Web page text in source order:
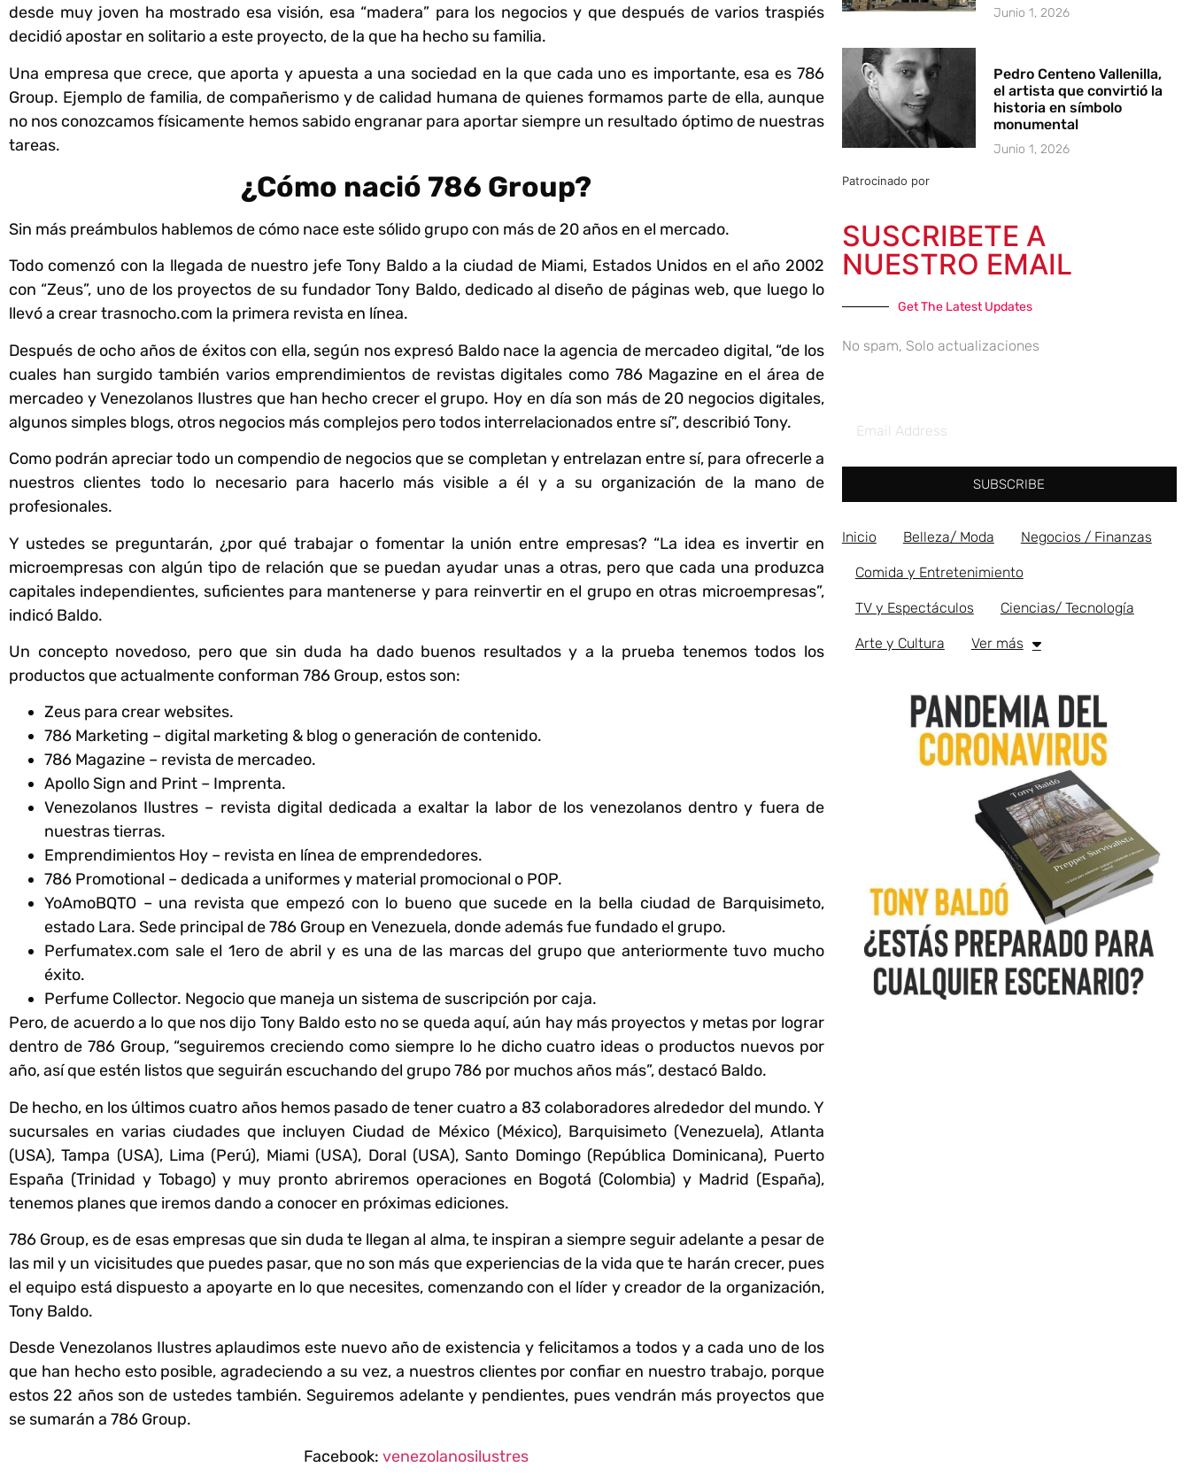
desde muy joven ha mostrado esa visión, esa “madera” para los negocios y que después de varios traspiés
decidió apostar en solitario a este proyecto, de la que ha hecho su familia.
Una empresa que crece, que aporta y apuesta a una sociedad en la que cada uno es importante, esa es 786
Group. Ejemplo de familia, de compañerismo y de calidad humana de quienes formamos parte de ella, aunque
no nos conozcamos físicamente hemos sabido engranar para aportar siempre un resultado óptimo de nuestras
tareas.
¿Cómo nació 786 Group?
Sin más preámbulos hablemos de cómo nace este sólido grupo con más de 20 años en el mercado.
Todo comenzó con la llegada de nuestro jefe Tony Baldo a la ciudad de Miami, Estados Unidos en el año 2002
con “Zeus”, uno de los proyectos de su fundador Tony Baldo, dedicado al diseño de páginas web, que luego lo
llevó a crear trasnocho.com la primera revista en línea.
Después de ocho años de éxitos con ella, según nos expresó Baldo nace la agencia de mercadeo digital, “de los
cuales han surgido también varios emprendimientos de revistas digitales como 786 Magazine en el área de
mercadeo y Venezolanos Ilustres que han hecho crecer el grupo. Hoy en día son más de 20 negocios digitales,
algunos simples blogs, otros negocios más complejos pero todos interrelacionados entre sí”, describió Tony.
Como podrán apreciar todo un compendio de negocios que se completan y entrelazan entre sí, para ofrecerle a
nuestros clientes todo lo necesario para hacerlo más visible a él y a su organización de la mano de
profesionales.
Y ustedes se preguntarán, ¿por qué trabajar o fomentar la unión entre empresas? “La idea es invertir en
microempresas con algún tipo de relación que se puedan ayudar unas a otras, pero que cada una produzca
capitales independientes, suficientes para mantenerse y para reinvertir en el grupo en otras microempresas”,
indicó Baldo.
Un concepto novedoso, pero que sin duda ha dado buenos resultados y a la prueba tenemos todos los
productos que actualmente conforman 786 Group, estos son:
Zeus para crear websites.
786 Marketing – digital marketing & blog o generación de contenido.
786 Magazine – revista de mercadeo.
Apollo Sign and Print – Imprenta.
Venezolanos Ilustres – revista digital dedicada a exaltar la labor de los venezolanos dentro y fuera de
nuestras tierras.
Emprendimientos Hoy – revista en línea de emprendedores.
786 Promotional – dedicada a uniformes y material promocional o POP.
YoAmoBQTO – una revista que empezó con lo bueno que sucede en la bella ciudad de Barquisimeto,
estado Lara. Sede principal de 786 Group en Venezuela, donde además fue fundado el grupo.
Perfumatex.com sale el 1ero de abril y es una de las marcas del grupo que anteriormente tuvo mucho
éxito.
Perfume Collector. Negocio que maneja un sistema de suscripción por caja.
Pero, de acuerdo a lo que nos dijo Tony Baldo esto no se queda aquí, aún hay más proyectos y metas por lograr
dentro de 786 Group, “seguiremos creciendo como siempre lo he dicho cuatro ideas o productos nuevos por
año, así que estén listos que seguirán escuchando del grupo 786 por muchos años más”, destacó Baldo.
De hecho, en los últimos cuatro años hemos pasado de tener cuatro a 83 colaboradores alrededor del mundo. Y
sucursales en varias ciudades que incluyen Ciudad de México (México), Barquisimeto (Venezuela), Atlanta
(USA), Tampa (USA), Lima (Perú), Miami (USA), Doral (USA), Santo Domingo (República Dominicana), Puerto
España (Trinidad y Tobago) y muy pronto abriremos operaciones en Bogotá (Colombia) y Madrid (España),
tenemos planes que iremos dando a conocer en próximas ediciones.
786 Group, es de esas empresas que sin duda te llegan al alma, te inspiran a siempre seguir adelante a pesar de
las mil y un vicisitudes que puedes pasar, que no son más que experiencias de la vida que te harán crecer, pues
el equipo está dispuesto a apoyarte en lo que necesites, comenzando con el líder y creador de la organización,
Tony Baldo.
Desde Venezolanos Ilustres aplaudimos este nuevo año de existencia y felicitamos a todos y a cada uno de los
que han hecho esto posible, agradeciendo a su vez, a nuestros clientes por confiar en nuestro trabajo, porque
estos 22 años son de ustedes también. Seguiremos adelante y pendientes, pues vendrán más proyectos que
se sumarán a 786 Group.
Facebook:venezolanosilustres
Junio 1, 2026
Pedro Centeno Vallenilla,
el artista que convirtió la
historia en símbolo
monumental
Junio 1, 2026
Patrocinado por
SUSCRIBETE A
NUESTRO EMAIL
Get The Latest Updates
No spam, Solo actualizaciones
SUBSCRIBE
Inicio Belleza/ Moda Negocios / Finanzas
Comida y Entretenimiento
TV y Espectáculos Ciencias/ Tecnología
Arte y Cultura Ver más